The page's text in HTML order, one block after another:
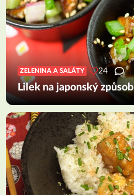
ZELENINA A SALÁTY 24
Lilek na japonský způsob